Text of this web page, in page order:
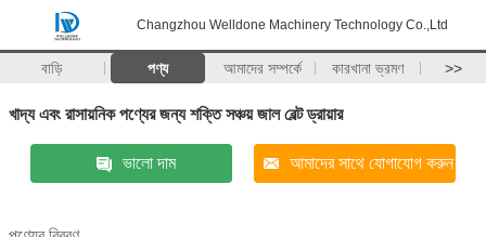
Changzhou Welldone Machinery Technology Co.,Ltd
বাড়ি পণ্য আমাদের সম্পর্কে কারখানা ভ্রমণ >>
খাদ্য এবং রাসায়নিক পণ্যের জন্য শক্তি সঞ্চয় জাল বেল্ট ড্রায়ার
ভালো দাম আমাদের সাথে যোগাযোগ করুন